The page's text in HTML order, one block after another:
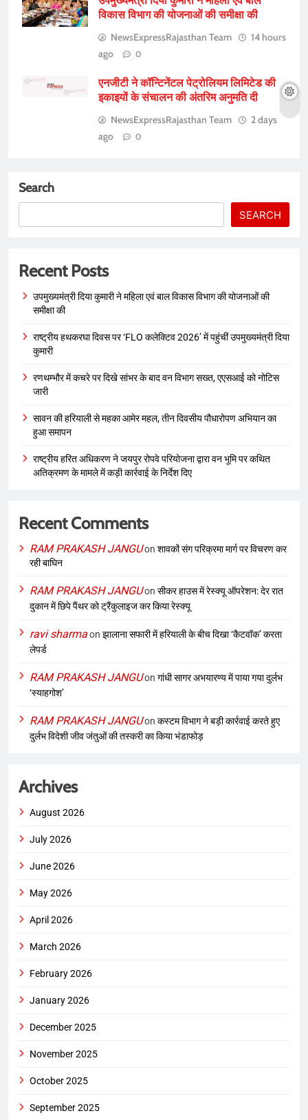
विकास विभाग की योजनाओं की समीक्षा की
NewsExpressRajasthan Team
14 hours
ago
0
एनजीटी ने कॉन्टिनेंटल पेट्रोलियम लिमिटेड की
इकाइयों के संचालन की अंतरिम अनुमति दी
NewsExpressRajasthan Team
2 days
ago
0
Search
SEARCH
Recent Posts
उपमुख्यमंत्री दिया कुमारी ने महिला एवं बाल विकास विभाग की योजनाओं की
समीक्षा की
राष्ट्रीय हथकरघा दिवस पर ‘FLO कलेक्टिव 2026’ में पहुंचीं उपमुख्यमंत्री दिया
कुमारी
रणथम्भौर में कचरे पर दिखे सांभर के बाद वन विभाग सख्त, एएसआई को नोटिस
जारी
सावन की हरियाली से महका आमेर महल, तीन दिवसीय पौधारोपण अभियान का
हुआ समापन
राष्ट्रीय हरित अधिकरण ने जयपुर रोपवे परियोजना द्वारा वन भूमि पर कथित
अतिक्रमण के मामले में कड़ी कार्रवाई के निर्देश दिए
Recent Comments
RAM PRAKASH JANGUon शावकों संग परिक्रमा मार्ग पर विचरण कर
रही बाघिन
RAM PRAKASH JANGUon सीकर हाउस में रेस्क्यू ऑपरेशन: देर रात
दुकान में छिपे पैंथर को ट्रैंकुलाइज कर किया रेस्क्यू
ravi sharmaon झालाना सफारी में हरियाली के बीच दिखा ‘कैटवॉक’ करता
लेपर्ड
RAM PRAKASH JANGUon गांधी सागर अभयारण्य में पाया गया दुर्लभ
‘स्याहगोश’
RAM PRAKASH JANGUon कस्टम विभाग ने बड़ी कार्रवाई करते हुए
दुर्लभ विदेशी जीव जंतुओं की तस्करी का किया भंडाफोड़
Archives
August 2026
July 2026
June 2026
May 2026
April 2026
March 2026
February 2026
January 2026
December 2025
November 2025
October 2025
September 2025